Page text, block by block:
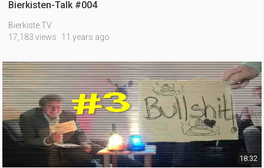
Bierkisten-Talk #004
Bierkiste.TV
17,183 views
11 years ago
18:32